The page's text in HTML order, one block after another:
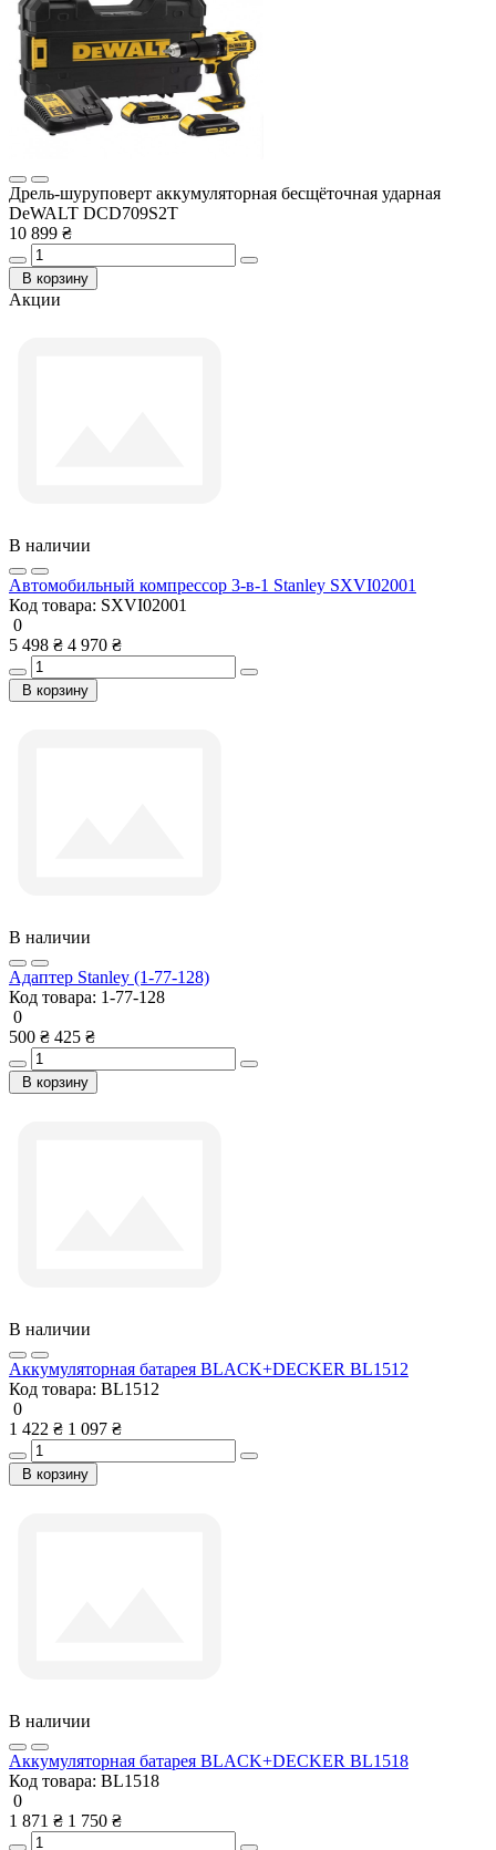
Дрель-шуруповерт аккумуляторная бесщёточная ударная
DeWALT DCD709S2T
10 899 ₴
В корзину
Акции
В наличии
Автомобильный компрессор 3-в-1 Stanley SXVI02001
Код товара: SXVI02001
0
5 498 ₴ 4 970 ₴
В корзину
В наличии
Адаптер Stanley (1-77-128)
Код товара: 1-77-128
0
500 ₴ 425 ₴
В корзину
В наличии
Аккумуляторная батарея BLACK+DECKER BL1512
Код товара: BL1512
0
1 422 ₴ 1 097 ₴
В корзину
В наличии
Аккумуляторная батарея BLACK+DECKER BL1518
Код товара: BL1518
0
1 871 ₴ 1 750 ₴